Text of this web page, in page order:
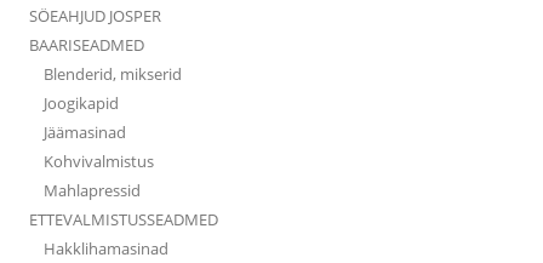
SÖEAHJUD JOSPER
BAARISEADMED
Blenderid, mikserid
Joogikapid
Jäämasinad
Kohvivalmistus
Mahlapressid
ETTEVALMISTUSSEADMED
Hakklihamasinad